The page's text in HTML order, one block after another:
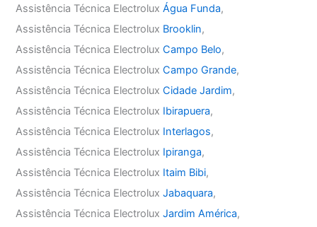
Assistência Técnica ElectroluxÁgua Funda,
Assistência Técnica Electrolux Brooklin,
Assistência Técnica ElectroluxCampo Belo,
Assistência Técnica ElectroluxCampo Grande,
Assistência Técnica ElectroluxCidade Jardim,
Assistência Técnica Electrolux Ibirapuera,
Assistência Técnica Electrolux Interlagos,
Assistência Técnica Electrolux Ipiranga,
Assistência Técnica Electrolux Itaim Bibi,
Assistência Técnica ElectroluxJabaquara,
Assistência Técnica ElectroluxJardim América,